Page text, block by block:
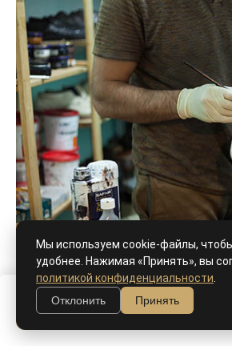
Мы используем cookie-файлы,
удобнее. Нажимая «Принять», вы
политикой конфиденциальности
Отклонить
Принять
В корзину
Ручной окрас, патина